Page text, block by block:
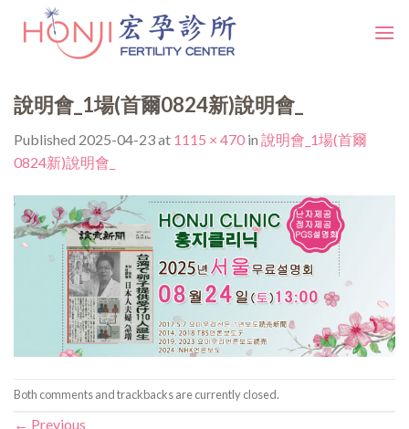
說明會_1場(首爾0824新)說明會_
Published 2025-04-23at 1115 × 470 in 說明會_1場(首爾
0824新)說明會_
Both comments and trackbacks are currently closed.
← Previous